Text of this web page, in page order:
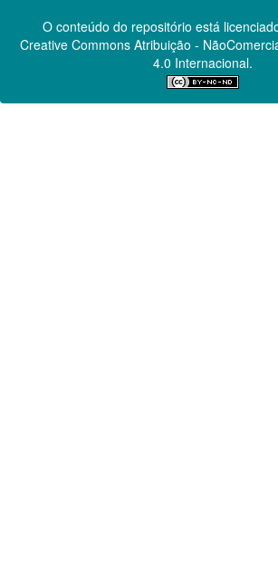
O conteúdo do repositório está
Creative CommonsAtribuição -
4.0 Internacional.